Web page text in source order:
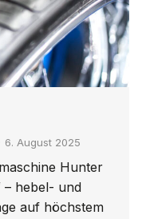
6. August 2025
Hunter
– hebel- und
auf höchstem